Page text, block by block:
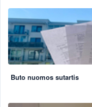
Buto nuomos sutartis